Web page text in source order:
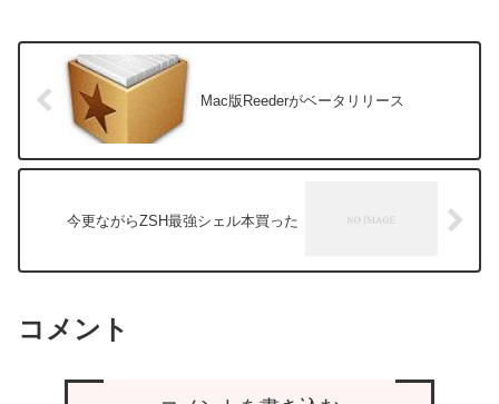
Mac版Reederがベータリリース
今更ながらZSH最強シェル本買った
コメント